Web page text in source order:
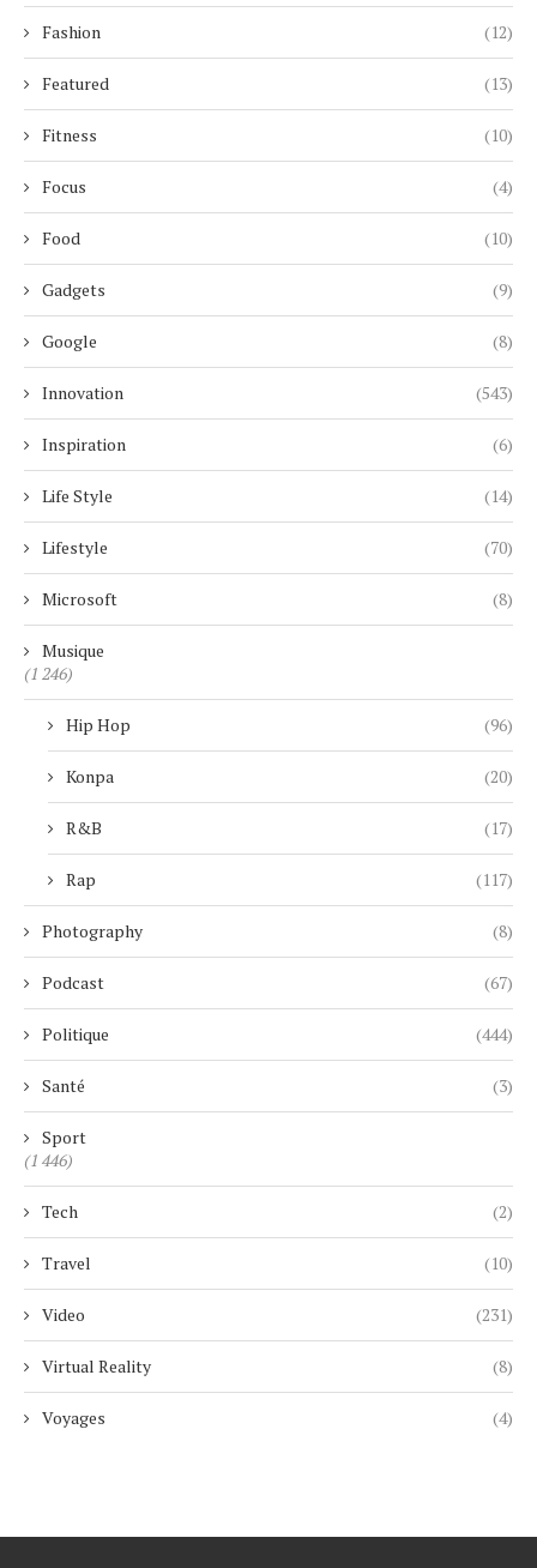
Fashion (12)
Featured (13)
Fitness (10)
Focus (4)
Food (10)
Gadgets (9)
Google (8)
Innovation (543)
Inspiration (6)
Life Style (14)
Lifestyle (70)
Microsoft (8)
Musique
(1 246)
Hip Hop (96)
Konpa (20)
R&B (17)
Rap (117)
Photography (8)
Podcast (67)
Politique (444)
Santé (3)
Sport
(1 446)
Tech (2)
Travel (10)
Video (231)
Virtual Reality (8)
Voyages (4)